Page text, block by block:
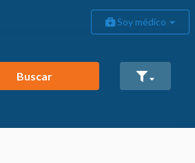
Soy médico
Buscar